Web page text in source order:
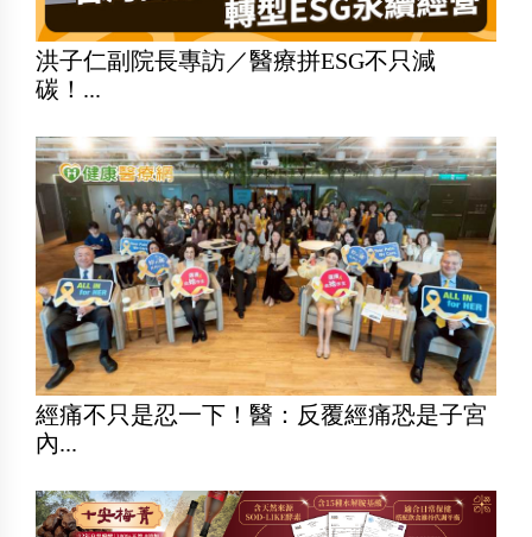
洪子仁副院長專訪／醫療拼ESG不只減
碳！...
經痛不只是忍一下！醫：反覆經痛恐是子宮
內...